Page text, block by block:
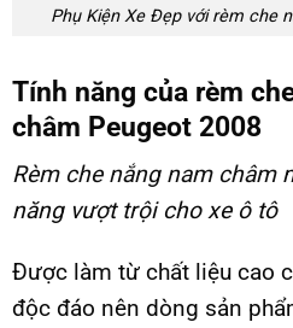
Phụ Kiện Xe Đẹp với rèm che
Tính năng của rèm
châm Peugeot 2008
Rèm che nắng nam châm
năng vượt trội cho xe ô tô
Được làm từ chất liệu cao
độc đáo nên dòng sản